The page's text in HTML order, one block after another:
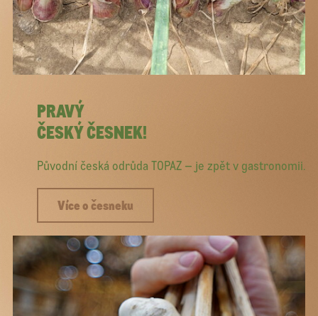
PRAVÝ
ČESKÝ ČESNEK!
Původní česká odrůda TOPAZ – je zpět v gastronomii.
Více o česneku